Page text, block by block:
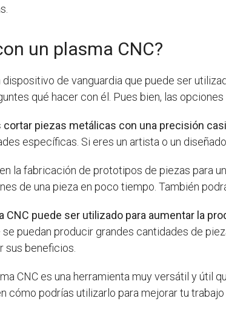
un plasma CNC?
dispositivo de vanguardia que puede ser
qué hacer con él. Pues bien, las opciones
cortar piezas metálicas con una precisión
específicas. Si eres un artista o un
la fabricación de prototipos de piezas para
de una pieza en poco tiempo. También
CNC puede ser utilizado para aumentar la
puedan producir grandes cantidades de
sus beneficios.
CNC es una herramienta muy versátil y
cómo podrías utilizarlo para mejorar tu